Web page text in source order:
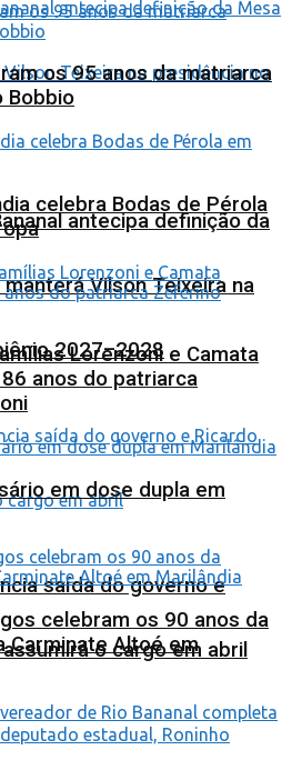
antecipa definição da
Vilson Teixeira na
2027–2028
saída do governo e
o cargo em abril
os 95 anos da matriarca
Bobbio
celebra Bodas de Pérola
Lorenzoni e Camata
anos do patriarca
em dose dupla em
celebram os 90 anos da
Carminate Altoé em